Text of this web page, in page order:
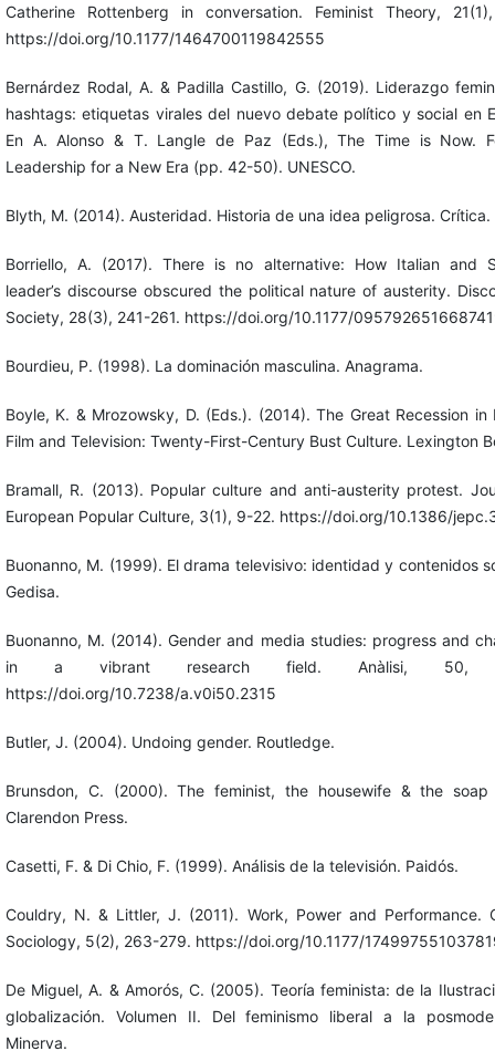
Catherine Rottenberg in conversation. Feminist Theory,
https://doi.org/10.1177/1464700119842555
Bernárdez Rodal, A. & Padilla Castillo, G. (2019). Liderazgo
hashtags: etiquetas virales del nuevo debate político y social en
En A. Alonso & T. Langle de Paz (Eds.), The Time is Now.
Leadership for a New Era (pp. 42-50). UNESCO.
Blyth, M. (2014). Austeridad. Historia de una idea peligrosa. Crítica.
Borriello, A. (2017). There is no alternative: How Italian and
leader’s discourse obscured the political nature of austerity.
Society, 28(3), 241-261. https://doi.org/10.1177/
Bourdieu, P. (1998). La dominación masculina. Anagrama.
Boyle, K. & Mrozowsky, D. (Eds.). (2014). The Great Recession in
Film and Television: Twenty-First-Century Bust Culture. Lexington
Bramall, R. (2013). Popular culture and anti-austerity protest.
European Popular Culture, 3(1), 9-22. https://doi.org/10.1386/
Buonanno, M. (1999). El drama televisivo: identidad y contenidos
Gedisa.
Buonanno, M. (2014). Gender and media studies: progress and
in a vibrant research field. Anàlisi, 50,
https://doi.org/10.7238/a.v0i50.2315
Butler, J. (2004). Undoing gender. Routledge.
Brunsdon, C. (2000). The feminist, the housewife & the soap
Clarendon Press.
Casetti, F. & Di Chio, F. (1999). Análisis de la televisión. Paidós.
Couldry, N. & Littler, J. (2011). Work, Power and Performance.
Sociology, 5(2), 263-279. https://doi.org/10.1177/
De Miguel, A. & Amorós, C. (2005). Teoría feminista: de la
globalización. Volumen II. Del feminismo liberal a la
Minerva.